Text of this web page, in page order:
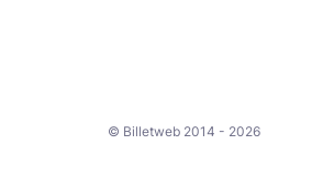
© Billetweb 2014 - 2026